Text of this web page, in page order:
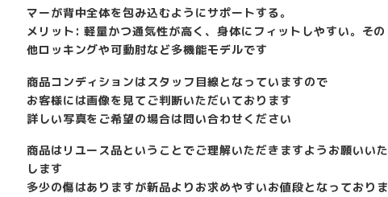
マーが背中全体を包み込むようにサポートする。
メリット: 軽量かつ通気性が高く、身体にフィットしやすい。その
他ロッキングや可動肘など多機能モデルです
商品コンディションはスタッフ目線となっていますので
お客様には画像を見てご判断いただいております
詳しい写真をご希望の場合は問い合わせください
商品はリユース品ということでご理解いただきますようお願いいた
します
多少の傷はありますが新品よりお求めやすいお値段となっておりま